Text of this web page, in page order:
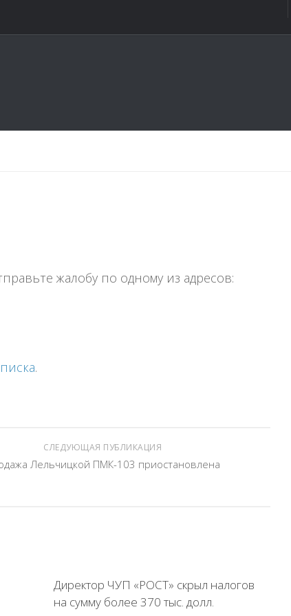
жалобу по одному из адресов:
.
СЛЕДУЮЩАЯ ПУБЛИКАЦИЯ
Лельчицкой ПМК-103 приостановлена
Директор ЧУП «РОСТ» скрыл налогов
на сумму более 370 тыс. долл.